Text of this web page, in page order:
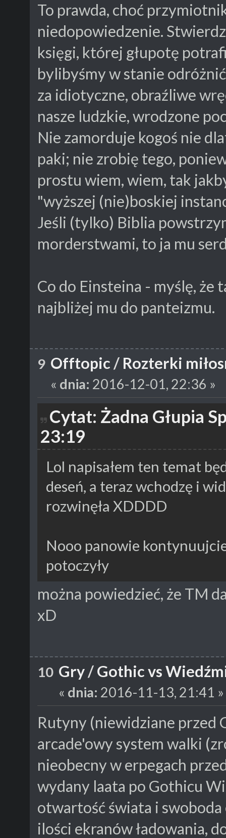
To prawda, choć
niedopowiedzenie.
księgi, której głupotę
bylibyśmy w stanie odróżnić
za idiotyczne, obraźliwe
nasze ludzkie, wrodzone
Nie zamorduje kogoś nie
paki; nie zrobię tego,
prostu wiem, wiem, tak
"wyższej (nie)boskiej
Jeśli (tylko) Biblia
morderstwami, to ja mu
Co do Einsteina - myślę, że
najbliżej mu do panteizmu.
9 Offtopic / Rozterki
« dnia: 2016-12-01, 22:36 »
Cytat: Żadna Głupia
23:19
Lol napisałem ten temat
deseń, a teraz wchodzę i
rozwinęła XDDDD
Nooo panowie
potoczyły
można powiedzieć, że TM
xD
10 Gry/Gothic vs
« dnia: 2016-11-13, 21:41 »
Rutyny (niewidziane przed
arcade'owy system walki
nieobecny w erpegach
wydany laata po Gothicu
otwartość świata i
ilości ekranów ładowania,